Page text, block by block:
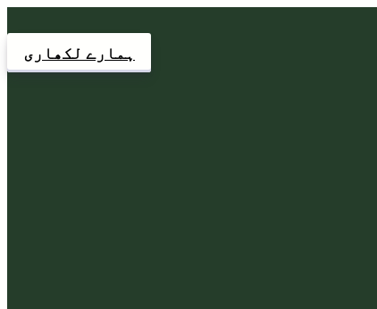
ہمارے لکھاری